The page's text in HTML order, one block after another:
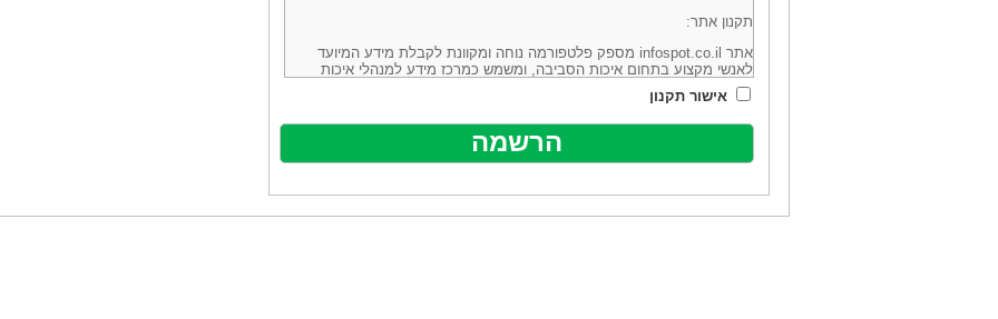
תקנון אתר:
אתר infospot.co.il מספק פלטפורמה נוחה ומקוונת לקבלת מידע המיועד
לאנשי מקצוע בתחום איכות הסביבה, ומשמש כמרכז מידע למנהלי איכות
סביבה (להלן: "המידע"). האתר בבעלותה ובניהולה של חברת יזמות וידע
מיקוד 6113102 ובדוא"ל: office@infospot.co.il (להלן: "האתר").
האתר אינו מספק את השירותים המפורסמים באתר ע"י ספקים שונים, איננו
מוכר את השירות המוצע באתר ע"י ספקים שונים, איננו מעורב במתן השירות
אלקטרונית של פרסום עבור נותני שירותים אלו. במילים אחרות, האחריות על
ביצוע העסקה בין הגולשים לבין המפרסמים נותני השירות ואיכותה מוטלת על
אישור תקנון